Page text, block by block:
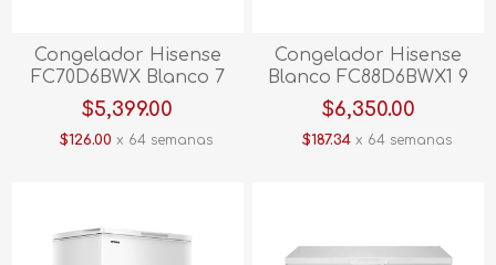
Congelador Hisense
FC70D6BWX Blanco 7
Pies
$5,399.00
$126.00 x 64 semanas
Congelador Hisense
Blanco FC88D6BWX1 9
Pies
$6,350.00
$187.34x 64 semanas